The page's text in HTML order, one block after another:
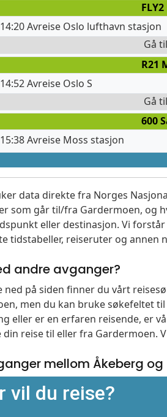
14:20 Avreise Oslo lufthavn stasjon
Gå
R21
14:52 Avreise Oslo S
Gå
600
15:38 Avreise Moss stasjon
data direkte fra Norges
som går til/fra Gardermoen, og
eller destinasjon. Vi
tidstabeller, reiseruter og annen
andre avganger?
ned på siden finner du vårt
men du kan bruke søkefeltet
eller er en erfaren reisende, er
din reise til eller fra Gardermoen.
mellom Åkeberg
vil du reise?